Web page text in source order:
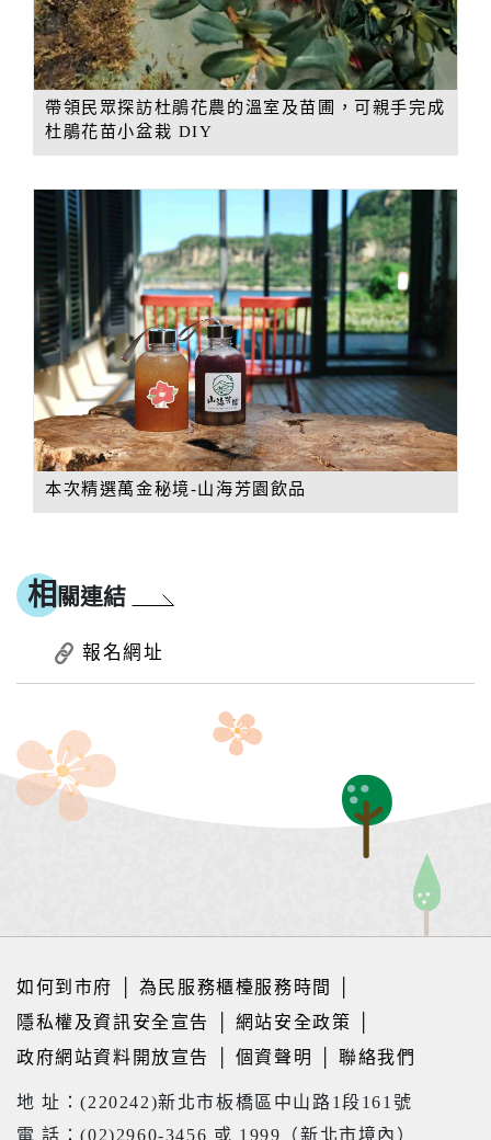
帶領民眾探訪杜鵑花農的溫室及苗圃，可親手完成
杜鵑花苗小盆栽 DIY
本次精選萬金秘境-山海芳園飲品
相 關連結
報名網址
如何到市府 為民服務櫃檯服務時間
隱私權及資訊安全宣告
網站安全政策
政府網站資料開放宣告
個資聲明 │聯絡我們
地 址：(220242)新北市板橋區中山路1段161號
電 話：(02)2960-3456 或 1999（新北市境內）